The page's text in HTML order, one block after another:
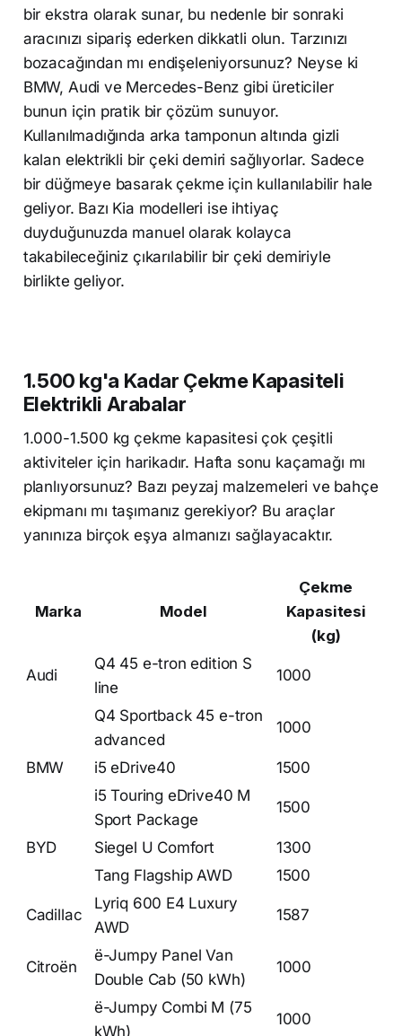
bir ekstra olarak sunar, bu nedenle bir sonraki
aracınızı sipariş ederken dikkatli olun. Tarzınızı
bozacağından mı endişeleniyorsunuz? Neyse ki
BMW, Audi ve Mercedes-Benz gibi üreticiler
bunun için pratik bir çözüm sunuyor.
Kullanılmadığında arka tamponun altında gizli
kalan elektrikli bir çeki demiri sağlıyorlar. Sadece
bir düğmeye basarak çekme için kullanılabilir hale
geliyor. Bazı Kia modelleri ise ihtiyaç
duyduğunuzda manuel olarak kolayca
takabileceğiniz çıkarılabilir bir çeki demiriyle
birlikte geliyor.
1.500 kg'a Kadar Çekme Kapasiteli
Elektrikli Arabalar
1.000-1.500 kg çekme kapasitesi çok çeşitli
aktiviteler için harikadır. Hafta sonu kaçamağı mı
planlıyorsunuz? Bazı peyzaj malzemeleri ve bahçe
ekipmanı mı taşımanız gerekiyor? Bu araçlar
yanınıza birçok eşya almanızı sağlayacaktır.
Marka Model
Çekme
Kapasitesi
(kg)
Audi
Q4 45 e-tron edition S
line
1000
Q4 Sportback 45 e-tron
advanced
1000
BMW i5 eDrive40
1500
i5 Touring eDrive40 M
Sport Package
1500
BYD Siegel U Comfort
1300
Tang Flagship AWD
1500
Cadillac
Lyriq 600 E4 Luxury
AWD
1587
Citroën
ë-Jumpy Panel Van
Double Cab (50 kWh)
1000
ë-Jumpy Combi M (75
kWh)
1000